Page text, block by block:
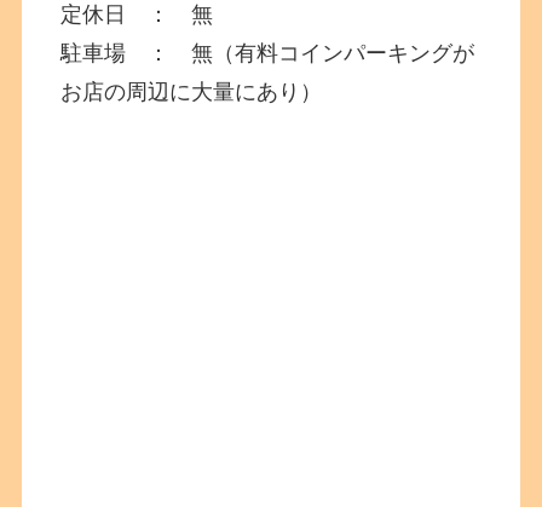
定休日 ： 無
駐車場 ： 無（有料コインパーキングが
お店の周辺に大量にあり）